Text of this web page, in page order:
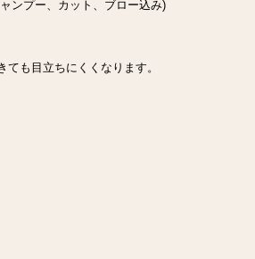
ンプー、カット、ブロー込み)
も目立ちにくくなります。